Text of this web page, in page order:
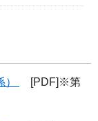
）
[PDF]※第